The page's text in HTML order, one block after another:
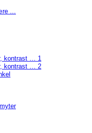
...
kontrast … 1
kontrast … 2